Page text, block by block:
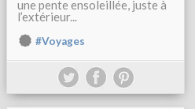
une pente ensoleillée, juste à
l’extérieur...
#Voyages